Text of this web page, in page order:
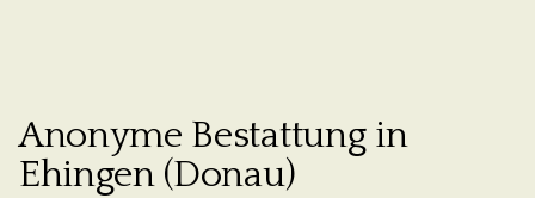
Anonyme Bestattung in
Ehingen (Donau)